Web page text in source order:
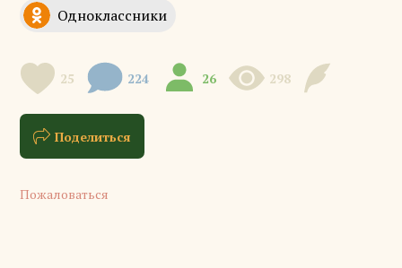
25 224 26 298
Поделиться
Пожаловаться